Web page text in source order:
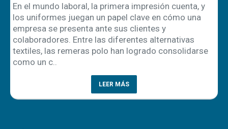
En el mundo laboral, la primera impresión cuenta, y
los uniformes juegan un papel clave en cómo una
empresa se presenta ante sus clientes y
colaboradores. Entre las diferentes alternativas
textiles, las remeras polo han logrado consolidarse
como un c..
LEER MÁS